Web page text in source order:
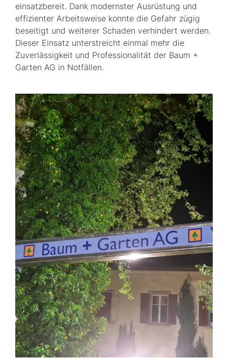
einsatzbereit. Dank modernster Ausrüstung und
effizienter Arbeitsweise konnte die Gefahr zügig
beseitigt und weiterer Schaden verhindert werden.
Dieser Einsatz unterstreicht einmal mehr die
Zuverlässigkeit und Professionalität der Baum +
Garten AG in Notfällen.